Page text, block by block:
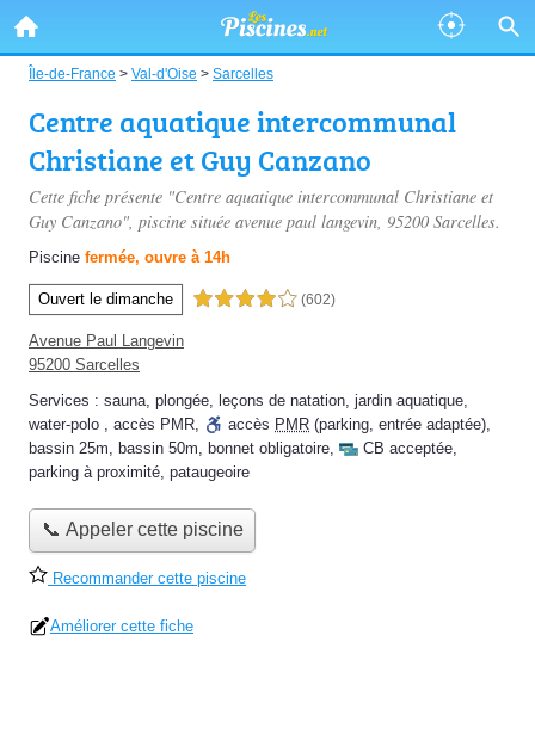
Île-de-France > Val-d'Oise > Sarcelles
Centre aquatique intercommunal
Christiane et Guy Canzano
Cette fiche présente "Centre aquatique intercommunal Christiane et
Guy Canzano", piscine située avenue paul langevin, 95200 Sarcelles.
Piscine fermée, ouvre à 14h
Ouvert le dimanche 4,0 étoiles sur 5 (602)
Avenue Paul Langevin
95200 Sarcelles
Services : sauna, plongée, leçons de natation, jardin aquatique,
water-polo , accès PMR, accès PMR (parking, entrée adaptée),
bassin 25m, bassin 50m, bonnet obligatoire, CB acceptée,
parking à proximité, pataugeoire
📞 Appeler cette piscine
Recommander cette piscine
Améliorer cette fiche